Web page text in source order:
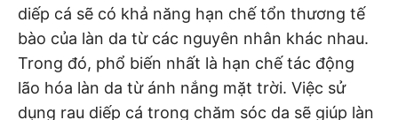
diếp cá sẽ có khả năng hạn chế tổn thương tế
bào của làn da từ các nguyên nhân khác nhau.
Trong đó, phổ biến nhất là hạn chế tác động
lão hóa làn da từ ánh nắng mặt trời. Việc sử
dụng rau diếp cá trong chăm sóc da sẽ giúp làn